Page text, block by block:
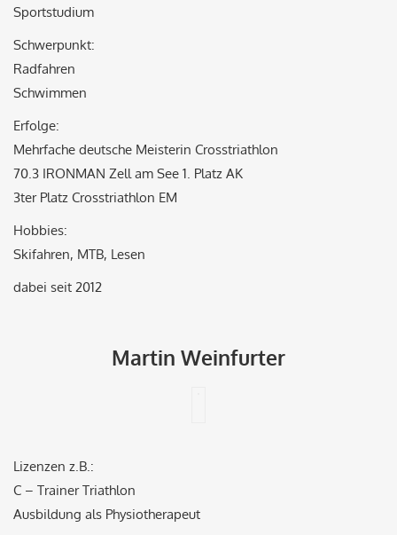
Sportstudium
Schwerpunkt:
Radfahren
Schwimmen
Erfolge:
Mehrfache deutsche Meisterin Crosstriathlon
70.3 IRONMAN Zell am See 1. Platz AK
3ter Platz Crosstriathlon EM
Hobbies:
Skifahren, MTB, Lesen
dabei seit 2012
Martin Weinfurter
Lizenzen z.B.:
C – Trainer Triathlon
Ausbildung als Physiotherapeut